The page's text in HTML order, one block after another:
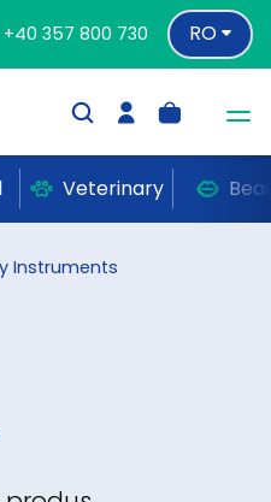
+40 357 800 730 RO
Veterinary
Instruments